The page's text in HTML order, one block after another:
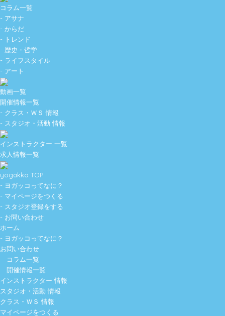
コラム一覧
- アサナ
- からだ
- トレンド
- 歴史・哲学
- ライフスタイル
- アート
動画一覧
開催情報一覧
- クラス・ＷＳ 情報
- スタジオ・活動 情報
インストラクター 一覧
求人情報一覧
yogakko TOP
- ヨガッコってなに？
- マイページをつくる
- スタジオ登録をする
- お問い合わせ
ホーム
- ヨガッコってなに？
お問い合わせ
コラム一覧
開催情報一覧
インストラクター 情報
スタジオ・活動 情報
クラス・ＷＳ 情報
マイページをつくる